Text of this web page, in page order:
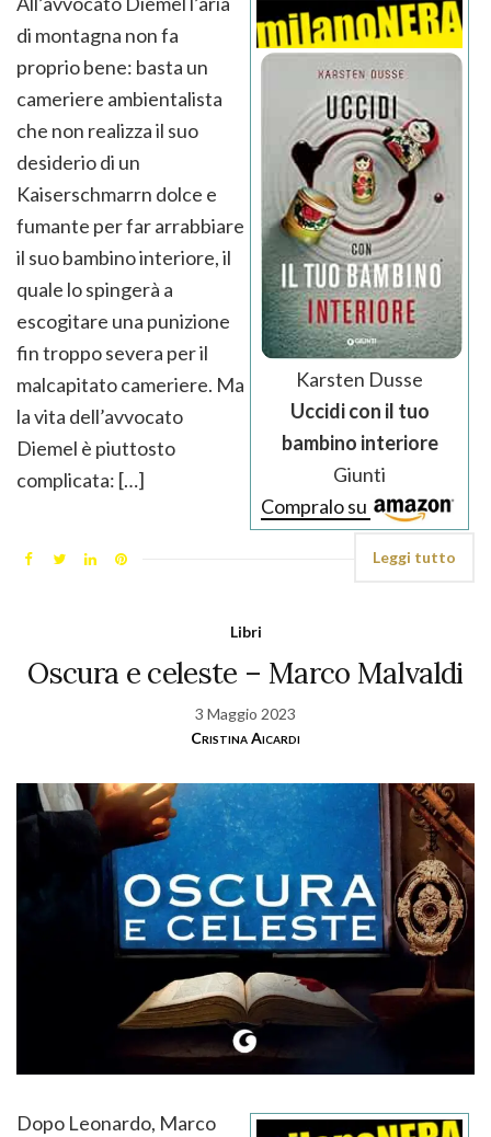
Karsten Dusse
Uccidi con il tuo
bambino interiore
Giunti
Compralo su
di montagna non fa
proprio bene: basta un
cameriere ambientalista
che non realizza il suo
desiderio di un
Kaiserschmarrn dolce e
fumante per far arrabbiare
il suo bambino interiore, il
quale lo spingerà a
escogitare una punizione
fin troppo severa per il
malcapitato cameriere. Ma
la vita dell’avvocato
Diemel è piuttosto
complicata: […]
Leggi tutto
Libri
Oscura e celeste – Marco Malvaldi
3 Maggio 2023
Cristina Aicardi
Dopo Leonardo, Marco